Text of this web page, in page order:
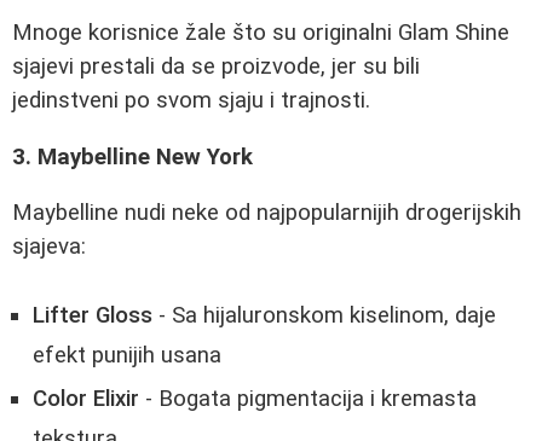
Mnoge korisnice žale što su originalni Glam Shine
sjajevi prestali da se proizvode, jer su bili
jedinstveni po svom sjaju i trajnosti.
3. Maybelline New York
Maybelline nudi neke od najpopularnijih drogerijskih
sjajeva:
Lifter Gloss - Sa hijaluronskom kiselinom, daje
efekt punijih usana
Color Elixir - Bogata pigmentacija i kremasta